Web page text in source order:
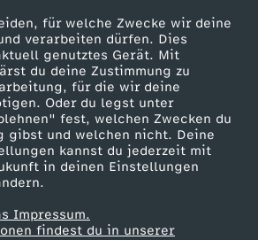
für welche Zwecke wir deine
verarbeiten dürfen. Dies
genutztes Gerät. Mit
du deine Zustimmung zu
für die wir deine
Oder du legst unter
fest, welchen Zwecken du
gibst und welchen nicht. Deine
kannst du jederzeit mit
in deinen Einstellungen
Impressum.
findest du in unserer